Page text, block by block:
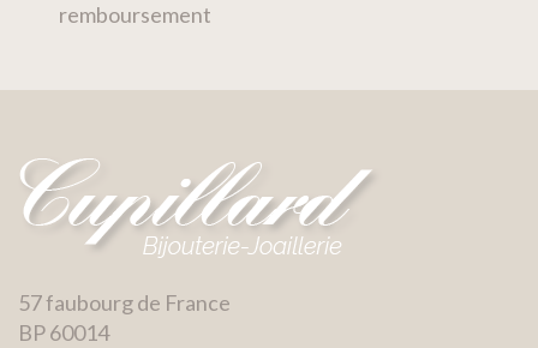
remboursement
57 faubourg de France
BP 60014